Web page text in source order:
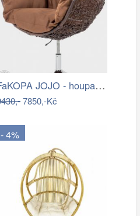
FaKOPA JOJO - houpací křeslo z ratanu…
7850,-Kč
- 4%